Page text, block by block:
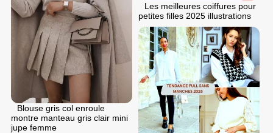
Les meilleures coiffures pour
petites filles 2025 illustrations
Blouse gris col enroule
montre manteau gris clair mini
jupe femme